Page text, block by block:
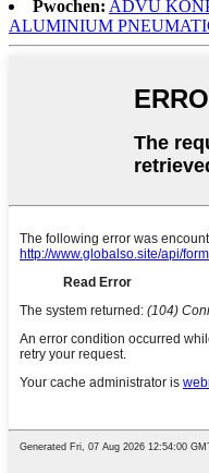
Pwochen: ADVU
ALUMINIUM